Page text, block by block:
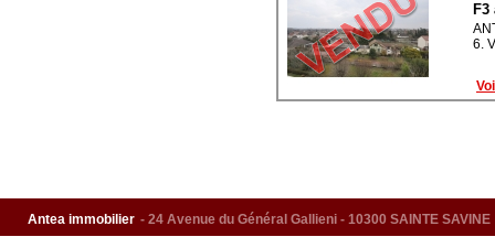
6.
Antea immobilier - 24 Avenue du Général Gallieni - 10300 SAINTE SAVINE